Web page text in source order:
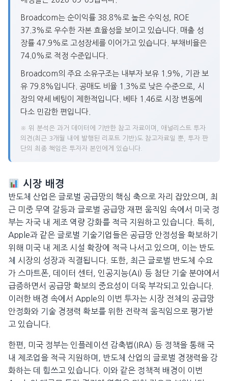
Broadcom는 순이익률 38.8%로 높은 수익성, ROE
37.3%로 우수한 자본 효율성을 보이고 있습니다. 매출 성
장률 47.9%로 고성장세를 이어가고 있습니다. 부채비율은
74.0%로 적정 수준입니다.
Broadcom의 주요 소유구조는 내부자 보유 1.9%, 기관 보
유 79.8%입니다. 공매도 비율 1.3%로 낮은 수준으로, 시
장의 약세 베팅이 제한적입니다. 베타 1.46로 시장 변동에
다소 민감한 편입니다.
※ 위 분석은 과거 데이터에 기반한 참고 자료이며, 애널리스트 투자
의견(최근 3개월 내에 발행된 리포트 기반)도 참고자료일 뿐, 투자 판
단의 최종 책임은 투자자 본인에게 있습니다.
시장 배경
반도체 산업은 글로벌 공급망의 핵심 축으로 자리 잡았으며, 최
근 미중 무역 갈등과 글로벌 공급망 재편 움직임 속에서 미국 정
부는 자국 내 제조 역량 강화를 적극 지원하고 있습니다. 특히,
Apple과 같은 글로벌 기술기업들은 공급망 안정성을 확보하기
위해 미국 내 제조 시설 확장에 적극 나서고 있으며, 이는 반도
체 시장의 성장과 직결됩니다. 또한, 최근 글로벌 반도체 수요
가 스마트폰, 데이터 센터, 인공지능(AI) 등 첨단 기술 분야에서
급증하면서 공급망 확보의 중요성이 더욱 부각되고 있습니다.
이러한 배경 속에서 Apple의 이번 투자는 시장 전체의 공급망
안정화와 기술 경쟁력 확보를 위한 전략적 움직임으로 평가받
고 있습니다.
한편, 미국 정부는 인플레이션 감축법(IRA) 등 정책을 통해 국
내 제조업을 적극 지원하며, 반도체 산업의 글로벌 경쟁력을 강
화하는 데 힘쓰고 있습니다. 이와 같은 정책적 배경이 이번